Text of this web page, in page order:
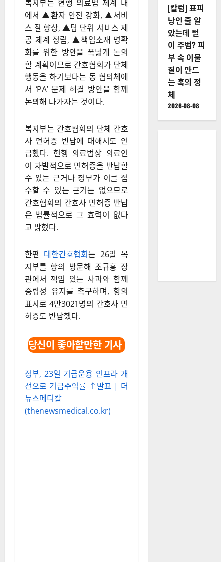
복지부는 현행 의료법 체계 내
에서 ▲환자 안전 강화, ▲서비
스 질 향상, ▲팀 단위 서비스 제
공 체계 정립, ▲책임소재 명확
화를 위한 방안을 폭넓게 논의
할 계획이므로 간호협회가 단체
행동을 하기보다는 동 협의체에
서 ‘PA’ 문제 해결 방안을 함께
논의해 나가자는 것이다.​
복지부는 간호협회의 단체 간호
사 면허증 반납에 대해서도 언
급했다. 현행 의료법상 의료인
이 자발적으로 면허증을 반납할
수 있는 근거나 정부가 이를 접
수할 수 있는 근거는 없으므로
간호협회의 간호사 면허증 반납
은 법률적으로 그 효력이 없다
고 밝혔다.​
한편 대한간호협회는 26일 복
지부를 항의 방문해 조규홍 장
관에서 책임 있는 사과와 함께
중립성 유지를 촉구하며, 항의
표시로 4만3021명의 간호사 면
허증도 반납했다.
당신이 좋아할만한 기사
정부, 23일 기금운용 인프라 개
선으로 기금수익률 ↑발표 | 더
뉴스메디칼
(thenewsmedical.co.kr)
[칼럼] 표피
낭인 줄 알
았는데 털
이 주범? 피
부 속 이물
질이 만드
는 혹의 정
체
2026-08-08